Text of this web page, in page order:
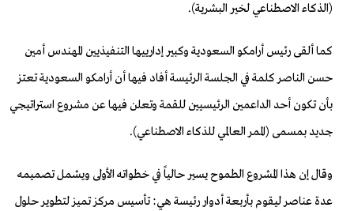
(الذكاء الاصطناعي لخير البشرية).
كما ألقى رئيس أرامكو السعودية وكبير إدارييها التنفيذيين المهندس أمين
حسن الناصر كلمة في الجلسة الرئيسة أفاد فيها أن أرامكو السعودية تعتز
بأن تكون أحد الداعمين الرئيسيين للقمة وتعلن فيها عن مشروع استراتيجي
جديد بمسمى (الممر العالمي للذكاء الاصطناعي).
وقال إن هذا المشروع الطموح يسير حالياً في خطواته الأولى ويشمل تصميمه
عدة عناصر ليقوم بأربعة أدوار رئيسة هي: تأسيس مركز تميز لتطوير حلول